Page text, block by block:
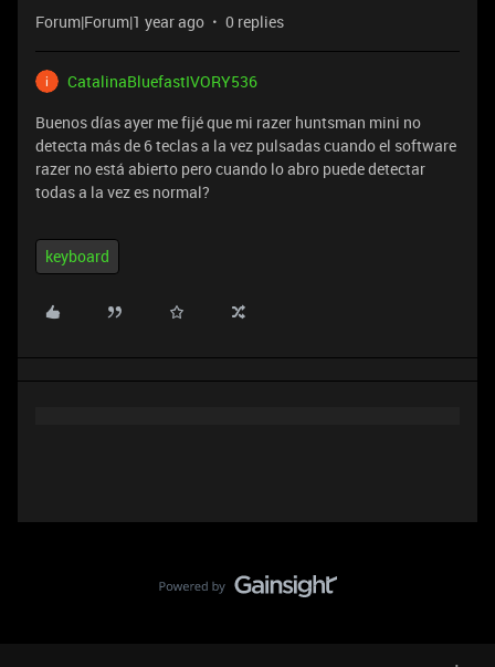
Forum|Forum|1 year ago 0 replies
CatalinaBluefastIVORY536
Buenos días ayer me fijé que mi razer huntsman mini no
detecta más de 6 teclas a la vez pulsadas cuando el software
razer no está abierto pero cuando lo abro puede detectar
todas a la vez es normal?
keyboard